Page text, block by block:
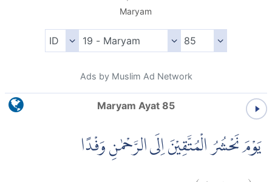
Maryam
Ads by Muslim Ad Network
Maryam Ayat 85
يَوْمَ نَحْشُرُ الْمُتَّقِيْنَ اِلَى الرَّحْمٰنِ وَفْدًا